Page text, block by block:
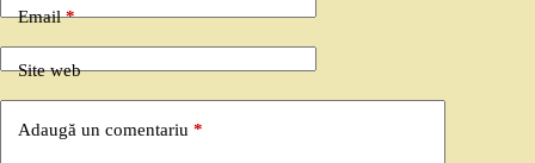
Email*
Site web
Adaugă un comentariu *